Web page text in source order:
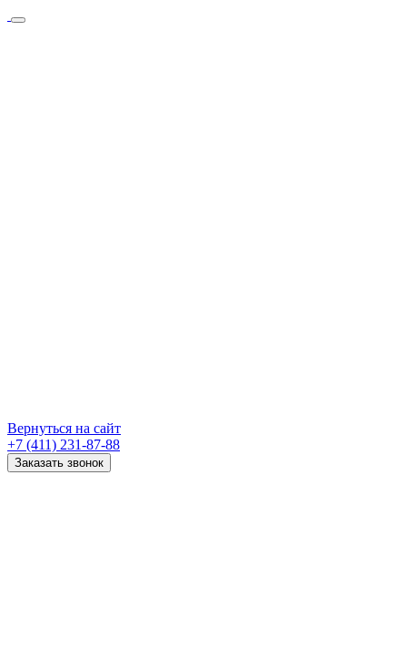
Вернуться на сайт
+7 (411) 231-87-88
Заказать звонок